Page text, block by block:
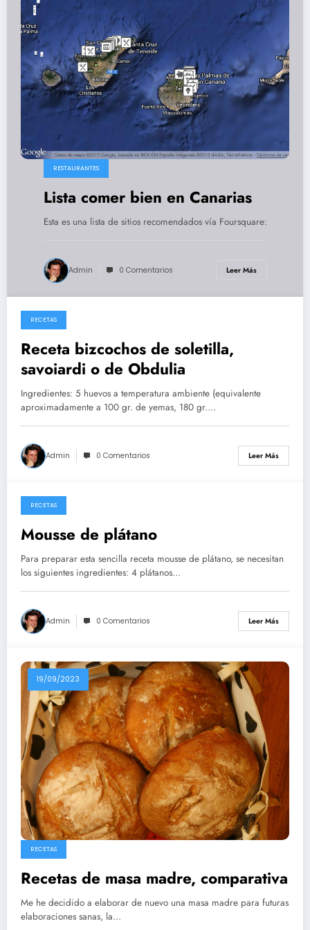
RESTAURANTES
Lista comer bien en Canarias
Esta es una lista de sitios recomendados vía Foursquare:
Admin 0 Comentarios Leer Más
26/05/2026
RECETAS
Receta bizcochos de soletilla,
savoiardi o de Obdulia
Ingredientes: 5 huevos a temperatura ambiente (equivalente
aproximadamente a 100 gr. de yemas, 180 gr.…
Admin 0 Comentarios Leer Más
14/05/2026
RECETAS
Mousse de plátano
Para preparar esta sencilla receta mousse de plátano, se necesitan
los siguientes ingredientes: 4 plátanos…
Admin 0 Comentarios Leer Más
19/09/2023
RECETAS
Recetas de masa madre, comparativa
Me he decidido a elaborar de nuevo una masa madre para futuras
elaboraciones sanas, la…